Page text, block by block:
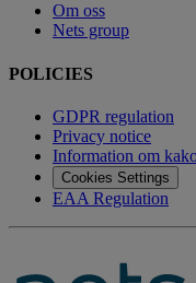
Om oss
Nets group
POLICIES
GDPR regulation
Privacy notice
Information om
Cookies Settings
EAA Regulation